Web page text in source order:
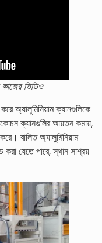
কাজের ভিডিও
অ্যালুমিনিয়াম ক্যানগুলিকে
ক্যানগুলির আয়তন কমায়,
বালিত অ্যালুমিনিয়াম
যেতে পারে, স্থান সাশ্রয়